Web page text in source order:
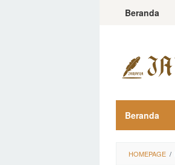
LoncatBeranda
Beranda
HOMEPAGE /